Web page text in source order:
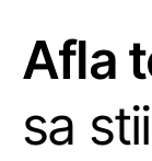
Afla
sa